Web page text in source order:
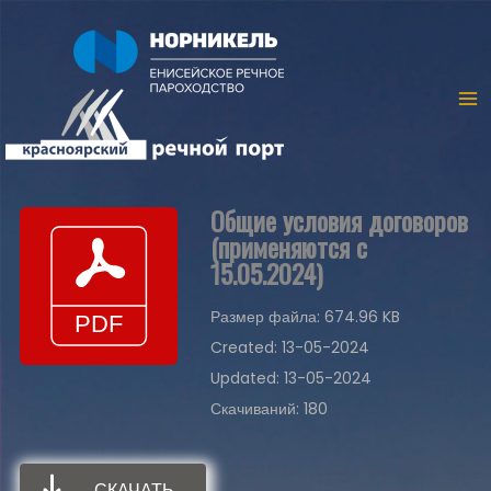
Общие условия договоров
(применяются с
15.05.2024)
Размер файла: 674.96 KB
Created: 13-05-2024
Updated: 13-05-2024
Скачиваний: 180